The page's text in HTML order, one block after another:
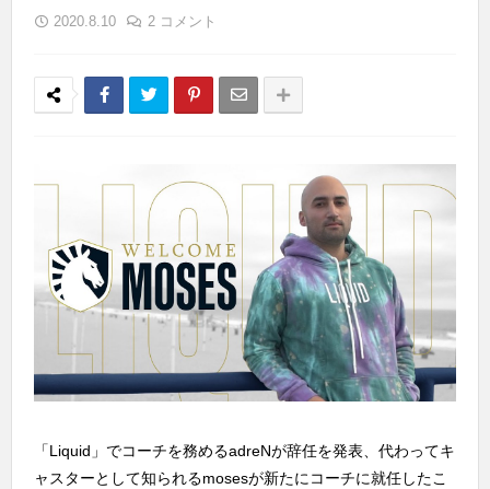
2020.8.10 2 コメント
「Liquid」でコーチを務めるadreNが辞任を発表、代わってキ
ャスターとして知られるmosesが新たにコーチに就任したこ